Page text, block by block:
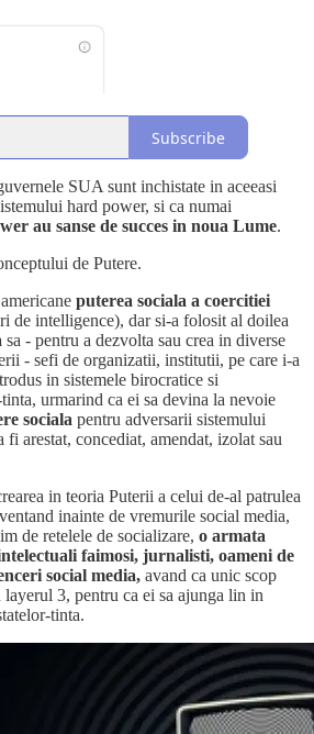
Subscribe
SUA sunt inchistate in aceeasi
hard power, si ca numai
au sanse de succes in noua Lume.
de Putere.
puterea sociala a coercitiei
de intelligence), dar si-a folosit al doilea
sa - pentru a dezvolta sau crea in diverse
- sefi de organizatii, institutii, pe care i-a
in sistemele birocratice si
urmarind ca ei sa devina la nevoie
sociala pentru adversarii sistemului
fi arestat, concediat, amendat, izolat sau
in teoria Puterii a celui de-al patrulea
inainte de vremurile social media,
de retelele de socializare, o armata
faimosi, jurnalisti, oameni de
social media, avand ca unic scop
3, pentru ca ei sa ajunga lin in
tinta.